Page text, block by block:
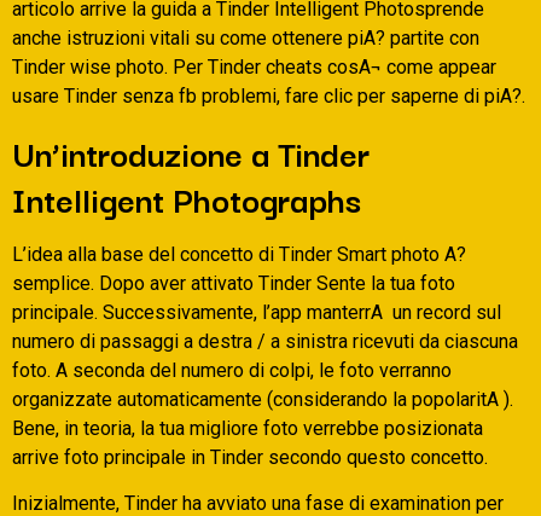
articolo arrive la guida a Tinder Intelligent Photosprende
anche istruzioni vitali su come ottenere piA? partite con
Tinder wise photo. Per Tinder cheats cosA¬ come appear
usare Tinder senza fb problemi, fare clic per saperne di piA?.
Un’introduzione a Tinder
Intelligent Photographs
L’idea alla base del concetto di Tinder Smart photo A?
semplice. Dopo aver attivato Tinder Sente la tua foto
principale. Successivamente, l’app manterrA un record sul
numero di passaggi a destra / a sinistra ricevuti da ciascuna
foto. A seconda del numero di colpi, le foto verranno
organizzate automaticamente (considerando la popolaritA ).
Bene, in teoria, la tua migliore foto verrebbe posizionata
arrive foto principale in Tinder secondo questo concetto.
Inizialmente, Tinder ha avviato una fase di examination per